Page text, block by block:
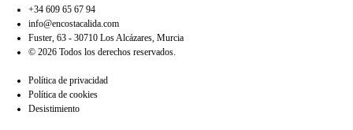
+34 609 65 67 94
info@encostacalida.com
Fuster, 63 - 30710 Los Alcázares, Murcia
© 2026 Todos los derechos reservados.
Política de privacidad
Política de cookies
Desistimiento